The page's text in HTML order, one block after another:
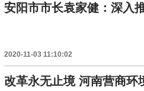
安阳市市长袁家健：深入
2020-11-03 11:10:02
改革永无止境 河南营商环